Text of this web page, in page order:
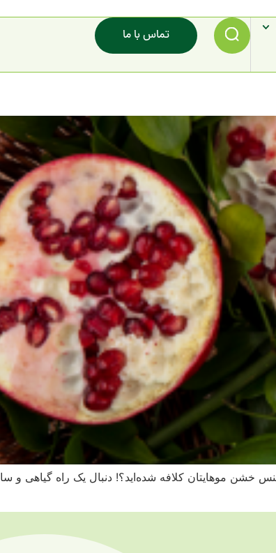
تماس با ما
خشن موهایتان کلافه شده‌اید؟! دنبال یک راه گیاهی و